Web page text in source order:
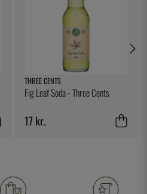
THREE CENTS
Fig Leaf Soda - Three Cents
17 kr.